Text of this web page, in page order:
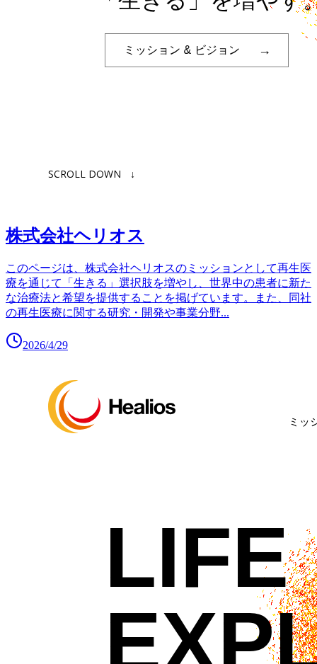
株式会社ヘリオス
このページは、株式会社ヘリオスのミッションとして再生医
療を通じて「生きる」選択肢を増やし、世界中の患者に新た
な治療法と希望を提供することを掲げています。また、同社
の再生医療に関する研究・開発や事業分野...
2026/4/29